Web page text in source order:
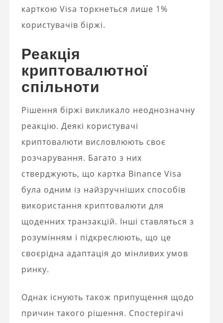
карткою Visa торкнеться лише 1%
користувачів біржі.
Реакція
криптовалютної
спільноти
Рішення біржі викликало неоднозначну
реакцію. Деякі користувачі
криптовалюти висловлюють своє
розчарування. Багато з них
стверджують, що картка Binance Visa
була одним із найзручніших способів
використання криптовалюти для
щоденних транзакцій. Інші ставляться з
розумінням і підкреслюють, що це
своєрідна адаптація до мінливих умов
ринку.
Однак існують також припущення щодо
причин такого рішення. Спостерігачі